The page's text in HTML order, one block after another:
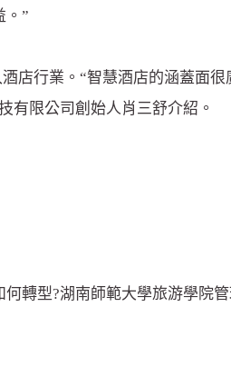
。”
店行業。“智慧酒店的涵蓋面
有限公司創始人肖三舒介紹。
轉型?湖南師範大學旅游學院